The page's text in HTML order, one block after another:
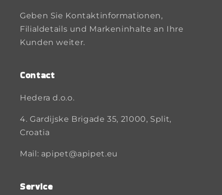
Geben Sie Kontaktinformationen,
Filialdetails und Markeninhalte an Ihre
Kunden weiter.
Contact
Hedera d.o.o.
4. Gardijske Brigade 35, 21000, Split,
Croatia
Mail: apipet@apipet.eu
Service